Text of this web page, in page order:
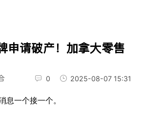
申请破产！加拿大零售
0 2025-08-07 15:31
息一个接一个。